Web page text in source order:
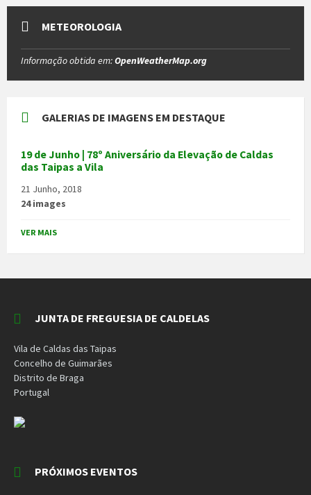
METEOROLOGIA
Informação obtida em:OpenWeatherMap.org
GALERIAS DE IMAGENS EM DESTAQUE
19 de Junho | 78º Aniversário da Elevação de Caldas
das Taipas a Vila
21 Junho, 2018
24 images
VER MAIS
JUNTA DE FREGUESIA DE CALDELAS
Vila de Caldas das Taipas
Concelho de Guimarães
Distrito de Braga
Portugal
PRÓXIMOS EVENTOS